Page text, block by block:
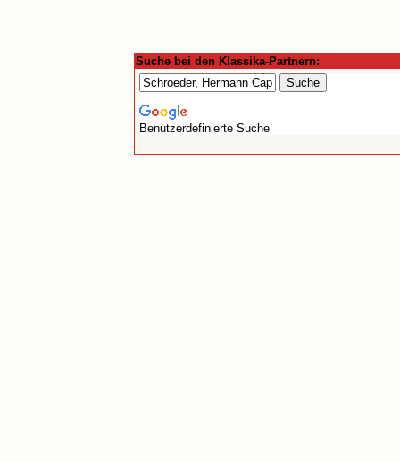
Suche bei den Klassika-Partnern:
Benutzerdefinierte Suche